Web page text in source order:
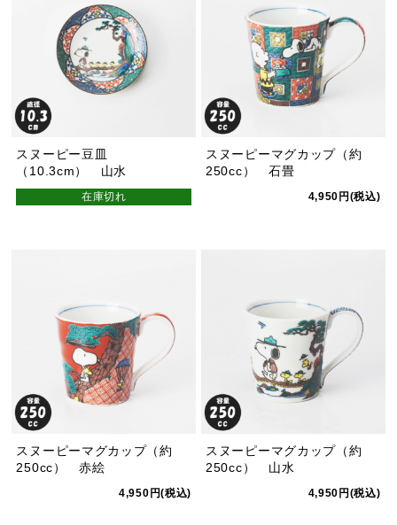
スヌーピー豆皿
（10.3cm） 山水
在庫切れ
スヌーピーマグカップ（約
250cc） 石畳
4,950円(税込)
スヌーピーマグカップ（約
250cc） 赤絵
4,950円(税込)
スヌーピーマグカップ（約
250cc） 山水
4,950円(税込)